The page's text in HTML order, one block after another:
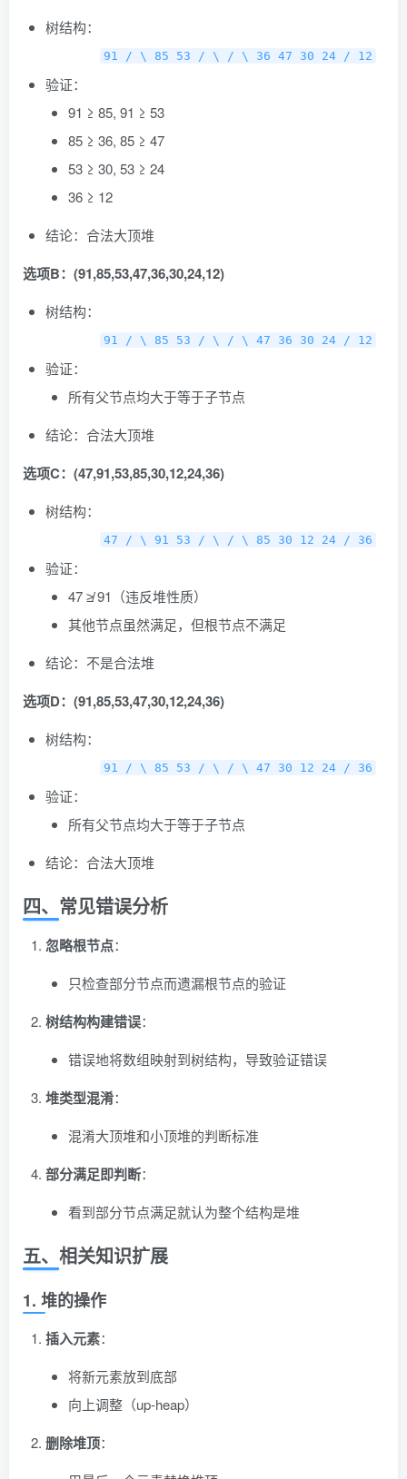
树结构：
91 / \ 85 53 / \ / \ 36 47 30 24 / 12
验证：
91 ≥ 85, 91 ≥ 53
85 ≥ 36, 85 ≥ 47
53 ≥ 30, 53 ≥ 24
36 ≥ 12
结论：合法大顶堆
选项B：(91,85,53,47,36,30,24,12)
树结构：
91 / \ 85 53 / \ / \ 47 36 30 24 / 12
验证：
所有父节点均大于等于子节点
结论：合法大顶堆
选项C：(47,91,53,85,30,12,24,36)
树结构：
47 / \ 91 53 / \ / \ 85 30 12 24 / 36
验证：
47 ≱ 91（违反堆性质）
其他节点虽然满足，但根节点不满足
结论：不是合法堆
选项D：(91,85,53,47,30,12,24,36)
树结构：
91 / \ 85 53 / \ / \ 47 30 12 24 / 36
验证：
所有父节点均大于等于子节点
结论：合法大顶堆
四、常见错误分析
忽略根节点：
只检查部分节点而遗漏根节点的验证
树结构构建错误：
错误地将数组映射到树结构，导致验证错误
堆类型混淆：
混淆大顶堆和小顶堆的判断标准
部分满足即判断：
看到部分节点满足就认为整个结构是堆
五、相关知识扩展
1. 堆的操作
插入元素：
将新元素放到底部
向上调整（up-heap）
删除堆顶：